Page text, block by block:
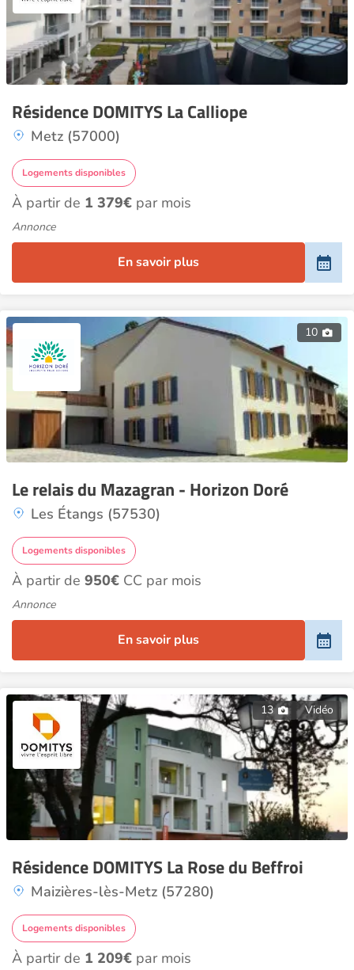
Résidence DOMITYS La Calliope
Metz (57000)
Logements disponibles
À partir de 1 379€ par mois
Annonce
En savoir plus
10
Le relais du Mazagran - Horizon Doré
Les Étangs (57530)
Logements disponibles
À partir de 950€ CC par mois
Annonce
En savoir plus
13 Vidéo
Résidence DOMITYS La Rose du Beffroi
Maizières-lès-Metz (57280)
Logements disponibles
À partir de 1 209€ par mois